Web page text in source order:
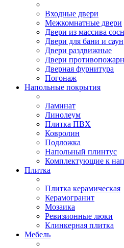
Входные двери
Межкомнатные двери
Двери из массива
Двери для бани и саун
Двери раздвижные
Двери
Дверная фурнитура
Погонаж
Напольные покрытия
Ламинат
Линолеум
Плитка ПВХ
Ковролин
Подложка
Напольный плинтус
Комплектующие к
Плитка
Плитка керамическая
Керамогранит
Мозаика
Ревизионные люки
Клинкерная плитка
Мебель